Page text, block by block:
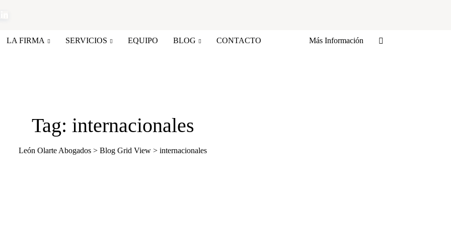
LA FIRMA SERVICIOS EQUIPO BLOG CONTACTO Más Información
Tag: internacionales
León Olarte Abogados > Blog Grid View > internacionales